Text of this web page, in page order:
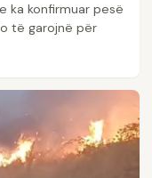
ka konfirmuar pesë
të garojnë për